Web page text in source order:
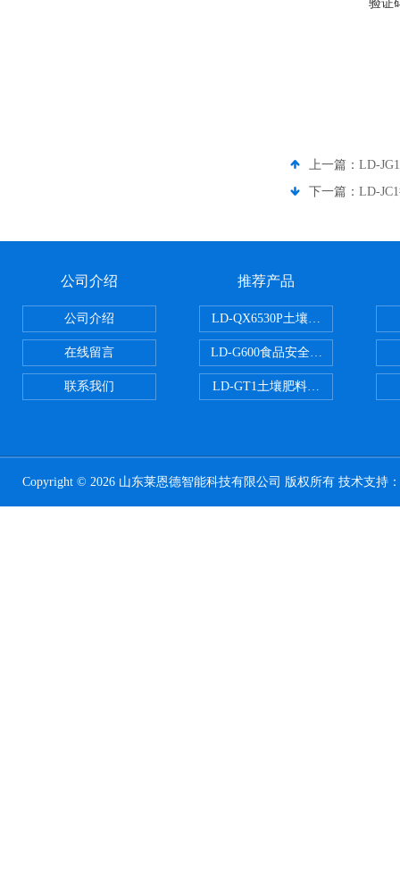
验证
上一篇： LD-
下一篇： LD-
公司介绍
公司介绍
在线留言
联系我们
推荐产品
LD-QX6530P土壤氧化还原电位检
LD-G600食品安全检测仪
LD-GT1土壤肥料养分检测仪
Copyright © 2026 山东莱恩德智能科技有限公司 版权所有 技术支持：